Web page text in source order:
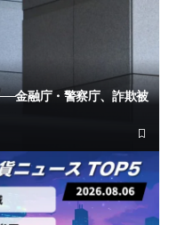
金融庁・警察庁、詐欺被